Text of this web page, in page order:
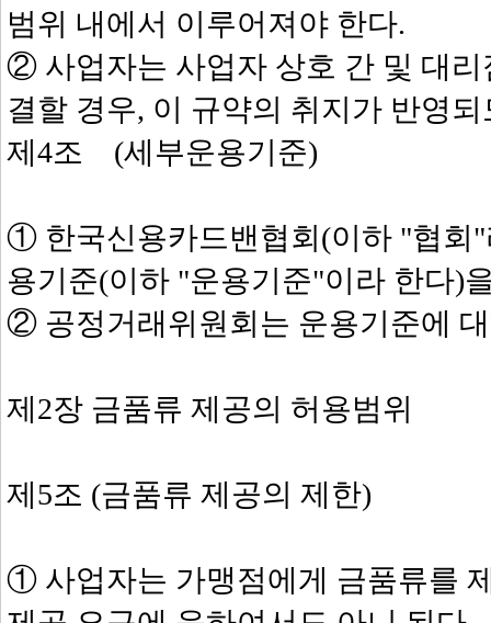
범위 내에서 이루어져야 한다.
② 사업자는 사업자 상호 간 및 대
결할 경우, 이 규약의 취지가 반영
제4조 (세부운용기준)
① 한국신용카드밴협회(이하 "협회
용기준(이하 "운용기준"이라 한다)
② 공정거래위원회는 운용기준에
제2장 금품류 제공의 허용범위
제5조 (금품류 제공의 제한)
① 사업자는 가맹점에게 금품류를